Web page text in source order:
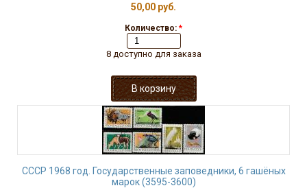
50,00 руб.
Количество: *
8 доступно для заказа
СССР 1968 год. Государственные заповедники, 6 гашёных
марок (3595-3600)